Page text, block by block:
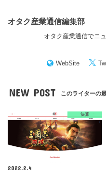
オタク産業通信編集部
オタク産業通信でニ
WebSite
NEW POST このライターの
決算
2022.2.4